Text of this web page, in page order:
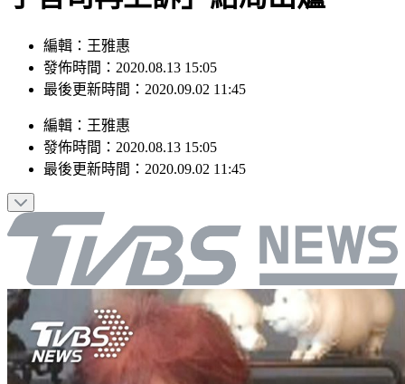
子官司再上訴」結局出爐
編輯：王雅惠
發佈時間：2020.08.13 15:05
編輯：王雅惠
發佈時間：2020.08.13 15:05